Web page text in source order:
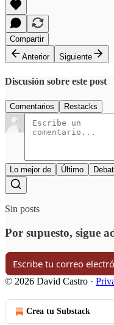
Compartir
Anterior
Siguiente
Discusión sobre este post
Comentarios Restacks
Lo mejor de Último
Sin posts
Por supuesto, sigue
© 2026 David Castro ·
Crea tu Substack